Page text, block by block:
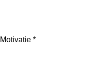
Motivatie *